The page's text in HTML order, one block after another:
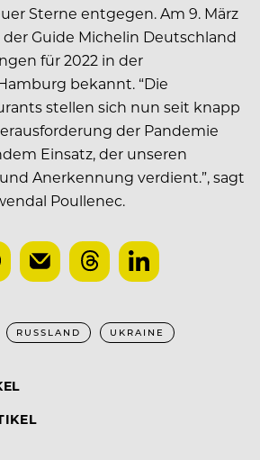
Sterne entgegen. Am 9. März
Guide Michelin Deutschland
für 2022 in der
bekannt. “Die
stellen sich nun seit knapp
der Pandemie
Einsatz, der unseren
Anerkennung verdient.”, sagt
Poullenec.
RUSSLAND UKRAINE